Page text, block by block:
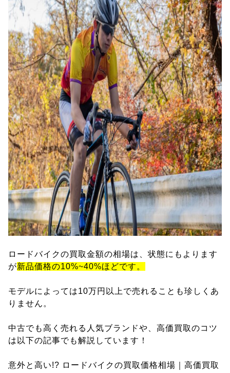
ロードバイクの買取金額の相場は、状態にもよります
が新品価格の10%~40%ほどです。
モデルによっては10万円以上で売れることも珍しくあ
りません。
中古でも高く売れる人気ブランドや、高価買取のコツ
は以下の記事でも解説しています！
意外と高い!? ロードバイクの買取価格相場｜高価買取